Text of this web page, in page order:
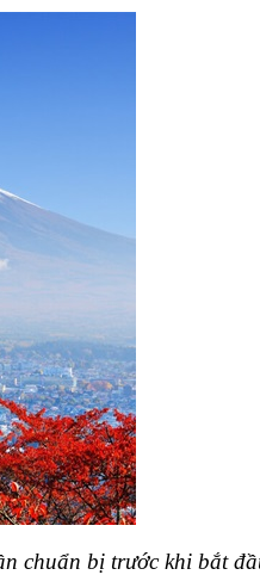
chuẩn bị trước khi bắt